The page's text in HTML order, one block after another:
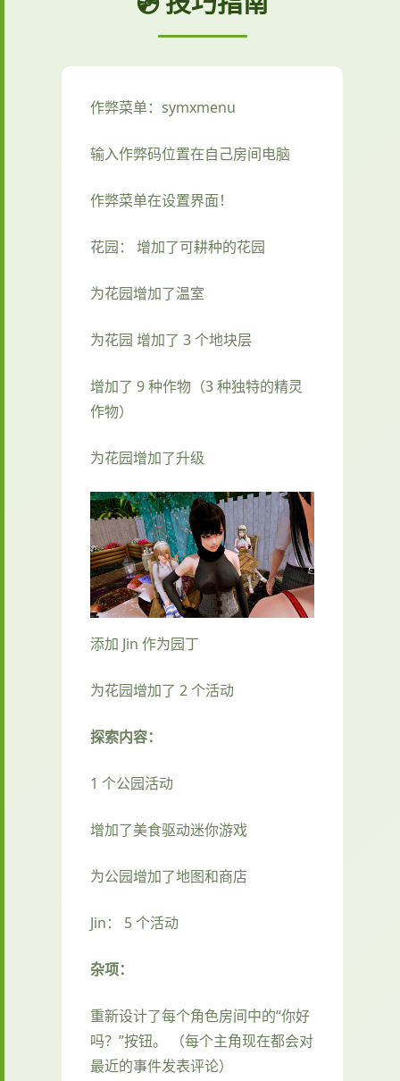
作弊菜单：symxmenu
输入作弊码位置在自己房间电脑
作弊菜单在设置界面！
花园： 增加了可耕种的花园
为花园增加了温室
为花园 增加了 3 个地块层
增加了 9 种作物（3 种独特的精灵
作物）
为花园增加了升级
添加 Jin 作为园丁
为花园增加了 2 个活动
探索内容：
1 个公园活动
增加了美食驱动迷你游戏
为公园增加了地图和商店
Jin： 5 个活动
杂项：
重新设计了每个角色房间中的“你好
吗？”按钮。 （每个主角现在都会对
最近的事件发表评论）